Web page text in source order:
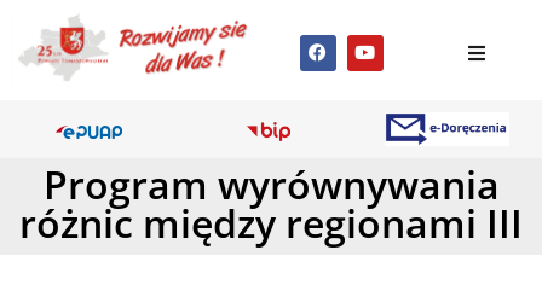
Program wyrównywania
różnic między regionami III